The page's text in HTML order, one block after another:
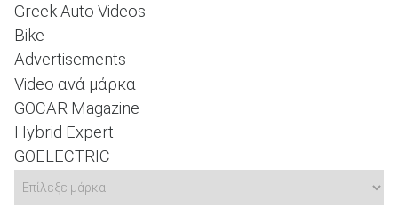
Greek Auto Videos
Bike
Advertisements
Video ανά μάρκα
GOCAR Magazine
Hybrid Expert
GOELECTRIC